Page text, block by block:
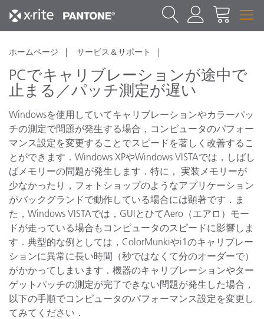
ホームページ サービス＆サポート
PCでキャリブレーションが途中で
止まる／パッチ測定が遅い
Windowsを使用していてキャリブレーションやカラーパッ
チの測定で問題が発生する場合，コンピュータのパフォー
マンス設定を変更することでスピードを著しく改善するこ
とができます．Windows XPやWindows VISTAでは，しばし
ばメモリーの問題が発生します．特に， 実装メモリーが
少なかったり，フォトショップのようなアプリケーション
がバックグランドで動作している場合には顕著です．ま
た，Windows VISTAでは，GUIとひてAero（エアロ）モー
ドが走っている場合もコンピュータのスピードに影響しま
す．典型的な例としては，ColorMunkiやi1のキャリブレー
ションに異常に長い時間（秒ではなくて分のオーダーで）
がかかってしまいます．機器のキャリブレーションやター
ゲットパッチの測定が完了できない問題が発生した場合，
以下の手順でコンピュータのパフォーマンス設定を変更し
てみてください．